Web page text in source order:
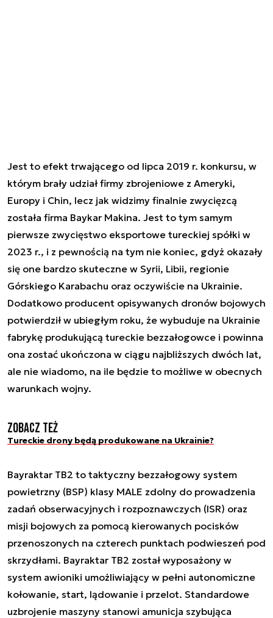
Jest to efekt trwającego od lipca 2019 r. konkursu, w
którym brały udział firmy zbrojeniowe z Ameryki,
Europy i Chin, lecz jak widzimy finalnie zwycięzcą
została firma Baykar Makina. Jest to tym samym
pierwsze zwycięstwo eksportowe tureckiej spółki w
2023 r., i z pewnością na tym nie koniec, gdyż okazały
się one bardzo skuteczne w Syrii, Libii, regionie
Górskiego Karabachu oraz oczywiście na Ukrainie.
Dodatkowo producent opisywanych dronów bojowych
potwierdził w ubiegłym roku, że wybuduje na Ukrainie
fabrykę produkującą tureckie bezzałogowce i powinna
ona zostać ukończona w ciągu najbliższych dwóch lat,
ale nie wiadomo, na ile będzie to możliwe w obecnych
warunkach wojny.
Zobacz też
Tureckie drony będą produkowane na Ukrainie?
Bayraktar TB2 to taktyczny bezzałogowy system
powietrzny (BSP) klasy MALE zdolny do prowadzenia
zadań obserwacyjnych i rozpoznawczych (ISR) oraz
misji bojowych za pomocą kierowanych pocisków
przenoszonych na czterech punktach podwieszeń pod
skrzydłami. Bayraktar TB2 został wyposażony w
system awioniki umożliwiający w pełni autonomiczne
kołowanie, start, lądowanie i przelot. Standardowe
uzbrojenie maszyny stanowi amunicja szybująca